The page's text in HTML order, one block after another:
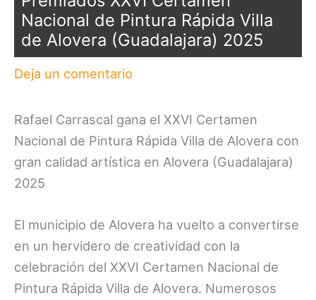
Nacional de Pintura Rápida Villa
de Alovera (Guadalajara) 2025
Deja un comentario
Rafael Carrascal gana el XXVI Certamen
Nacional de Pintura Rápida Villa de Alovera con
gran calidad artística en Alovera (Guadalajara)
2025
El municipio de Alovera ha vuelto a convertirse
en un hervidero de creatividad con la
celebración del XXVI Certamen Nacional de
Pintura Rápida Villa de Alovera. Numerosos